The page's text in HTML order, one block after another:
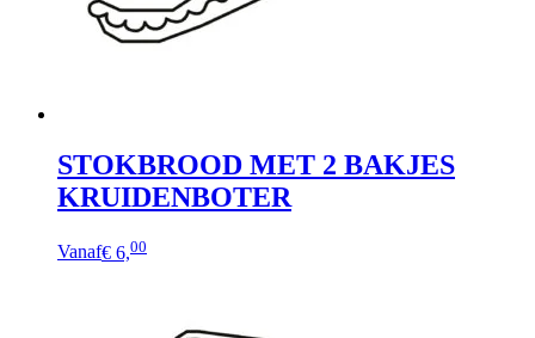
op
de
STOKBROOD MET 2 BAKJES
KRUIDENBOTER
Vanaf€ 6,00